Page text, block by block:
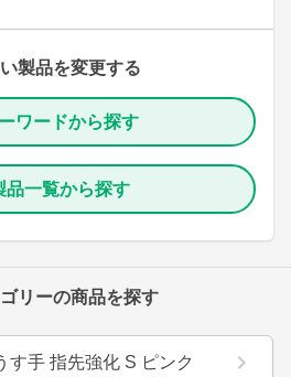
製品を変更する
ワードから探す
品一覧から探す
リーの商品を探す
す手 指先強化 S ピンク